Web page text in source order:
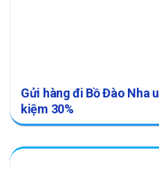
Gửi hàng đi Bồ Đào Nha
kiệm 30%